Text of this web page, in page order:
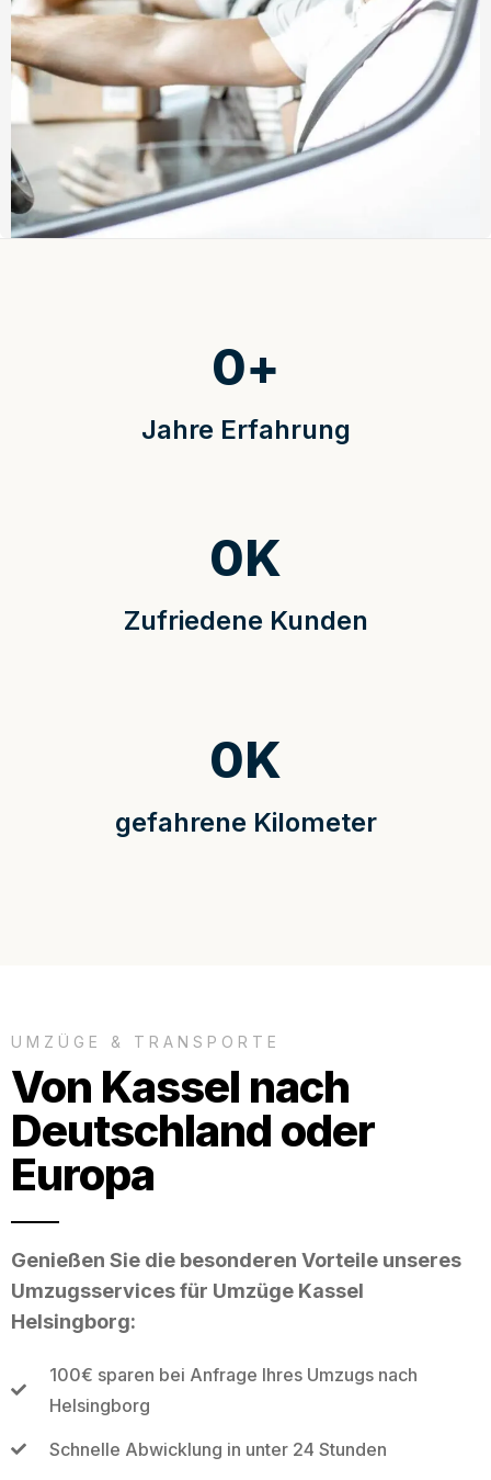
Jahre Erfahrung
0+
Zufriedene Kunden
0K
gefahrene Kilometer
0K
UMZÜGE & TRANSPORTE
Von Kassel nach
Deutschland oder
Europa
Genießen Sie die besonderen Vorteile unseres
Umzugsservices für Umzüge Kassel
Helsingborg:
100€ sparen bei Anfrage Ihres Umzugs nach
Helsingborg
Schnelle Abwicklung in unter 24 Stunden